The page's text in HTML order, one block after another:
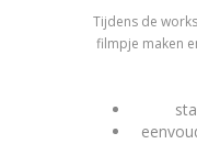
Tijdens de
filmpje maken